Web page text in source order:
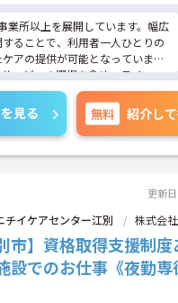
業所以上を展開しています。幅広
ることで、利用者一人ひとりの
アの提供が可能となっていま
ービスの選択を含め、ライフス
き方の選択肢が多くあります。
ん、サービス・職種ごとに研修
ており学び成長できる環境で
接対策ポイントなどお話致しま
見る 無料 紹介し
更新
チイケアセンター江別 株式会
市】資格取得支援制
でのお仕事《夜勤専